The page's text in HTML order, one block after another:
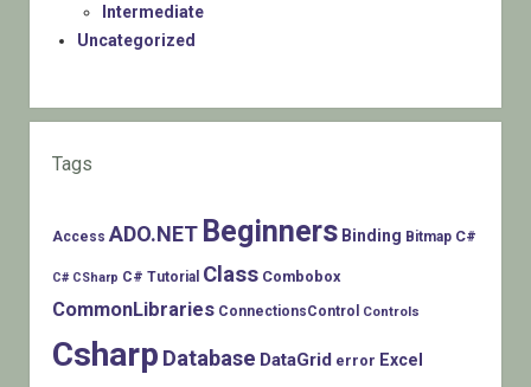
Intermediate
Uncategorized
Tags
Access ADO.NET Beginners Binding Bitmap C#
C# CSharp C# Tutorial Class Combobox
CommonLibraries ConnectionsControl Controls
Csharp Database DataGrid error Excel